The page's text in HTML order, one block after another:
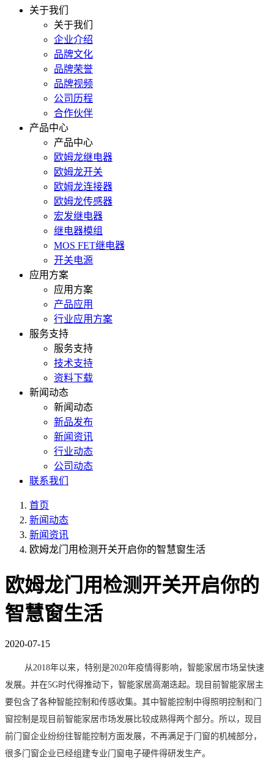
关于我们
关于我们
企业介绍
品牌文化
品牌荣誉
品牌视频
公司历程
合作伙伴
产品中心
产品中心
欧姆龙继电器
欧姆龙开关
欧姆龙连接器
欧姆龙传感器
宏发继电器
继电器模组
MOS FET继电器
开关电源
应用方案
应用方案
产品应用
行业应用方案
服务支持
服务支持
技术支持
资料下载
新闻动态
新闻动态
新品发布
新闻资讯
行业动态
公司动态
联系我们
首页
新闻动态
新闻资讯
欧姆龙门用检测开关开启你的智慧窗生活
欧姆龙门用检测开关开启你的
智慧窗生活
2020-07-15
从2018年以来，特别是2020年疫情得影响，智能家居市场呈快速
发展。并在5G时代得推动下，智能家居高潮迭起。现目前智能家居主
要包含了各种智能控制和传感收集。其中智能控制中得照明控制和门
窗控制是现目前智能家居市场发展比较成熟得两个部分。所以，现目
前门窗企业纷纷往智能控制方面发展，不再满足于门窗的机械部分，
很多门窗企业已经组建专业门窗电子硬件得研发生产。